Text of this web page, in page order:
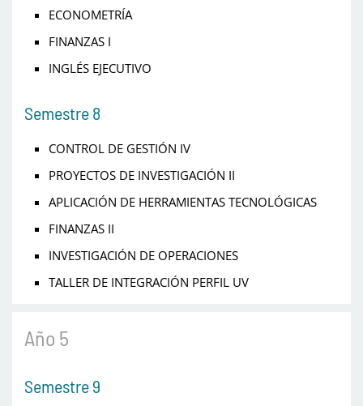
ECONOMETRÍA
FINANZAS I
INGLÉS EJECUTIVO
Semestre 8
CONTROL DE GESTIÓN IV
PROYECTOS DE INVESTIGACIÓN II
APLICACIÓN DE HERRAMIENTAS TECNOLÓGICAS
FINANZAS II
INVESTIGACIÓN DE OPERACIONES
TALLER DE INTEGRACIÓN PERFIL UV
Año 5
Semestre 9